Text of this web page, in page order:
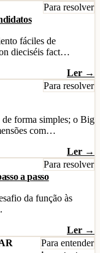
Para resolver
fáciles de
dieciséis fact…
Ler →
Para resolver
forma simples; o Big
com…
Ler →
Para resolver
a passo
da função às
Ler →
Para entender